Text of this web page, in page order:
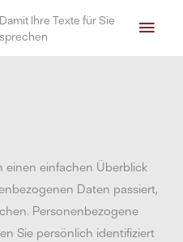
Damit Ihre Texte für Sie
sprechen
einen einfachen Überblick
Daten passiert,
Personenbezogene
Sie persönlich identifiziert